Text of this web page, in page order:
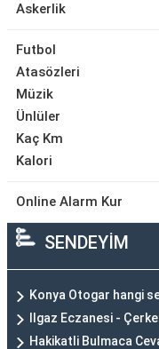
Askerlik
Futbol
Atasözleri
Müzik
Ünlüler
Kaç Km
Kalori
Online Alarm Kur
SENDEYİM
Konya Otogar hangi
Ilgaz Eczanesi -
Hakikatli Bulmaca